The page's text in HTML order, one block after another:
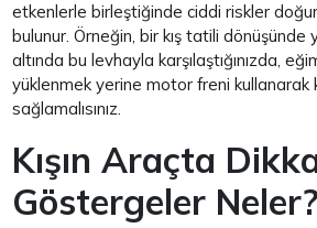
etkenlerle birleştiğinde ciddi riskler
bulunur. Örneğin, bir kış tatili dönüşünde
altında bu levhayla karşılaştığınızda,
yüklenmek yerine motor freni kullanarak
sağlamalısınız.
Kışın Araçta
Göstergeler Neler?